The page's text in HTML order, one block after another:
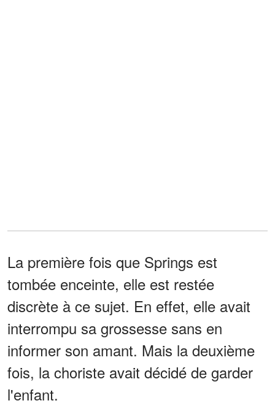
La première fois que Springs est
tombée enceinte, elle est restée
discrète à ce sujet. En effet, elle avait
interrompu sa grossesse sans en
informer son amant. Mais la deuxième
fois, la choriste avait décidé de garder
l'enfant.